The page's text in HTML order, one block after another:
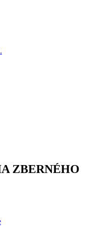
ZBERNÉHO